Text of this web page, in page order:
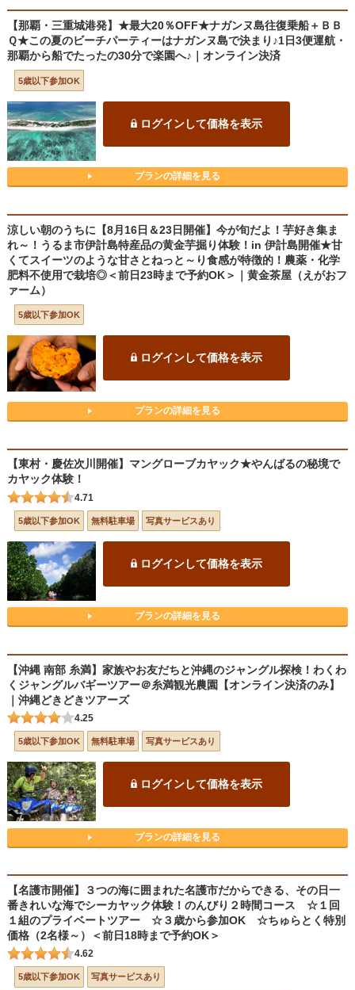
【那覇・三重城港発】★最大20％OFF★ナガンヌ島往復乗船＋ＢＢ
Ｑ★この夏のビーチパーティーはナガンヌ島で決まり♪1日3便運航・
那覇から船でたったの30分で楽園へ♪｜オンライン決済
5歳以下参加OK
ログインして価格を表示
プランの詳細を見る
涼しい朝のうちに【8月16日＆23日開催】今が旬だよ！芋好き集ま
れ～！うるま市伊計島特産品の黄金芋掘り体験！in 伊計島開催★甘
くてスイーツのような甘さとねっと～り食感が特徴的！農薬・化学
肥料不使用で栽培◎＜前日23時まで予約OK＞｜黄金茶屋（えがおフ
ァーム）
5歳以下参加OK
ログインして価格を表示
プランの詳細を見る
【東村・慶佐次川開催】マングローブカヤック★やんばるの秘境で
カヤック体験！
4.71
5歳以下参加OK 無料駐車場 写真サービスあり
ログインして価格を表示
プランの詳細を見る
【沖縄 南部 糸満】家族やお友だちと沖縄のジャングル探検！わくわ
くジャングルバギーツアー＠糸満観光農園【オンライン決済のみ】
｜沖縄どきどきツアーズ
4.25
5歳以下参加OK 無料駐車場 写真サービスあり
ログインして価格を表示
プランの詳細を見る
【名護市開催】３つの海に囲まれた名護市だからできる、その日一
番きれいな海でシーカヤック体験！のんびり２時間コース ☆１回
１組のプライベートツアー ☆３歳から参加OK ☆ちゅらとく特別
価格（2名様～）＜前日18時まで予約OK＞
4.62
5歳以下参加OK 写真サービスあり